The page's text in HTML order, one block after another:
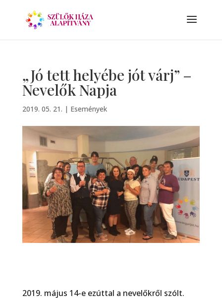
„Jó tett helyébe jót várj” –
Nevelők Napja
2019. 05. 21. | Események
2019. május 14-e ezúttal a nevelőkről szólt.